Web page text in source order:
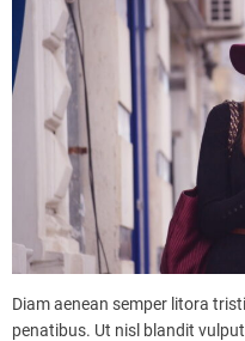
Diam aenean semper litora
penatibus. Ut nisl blandit